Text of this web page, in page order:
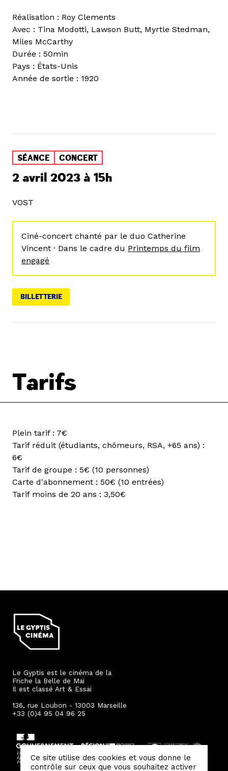
Réalisation : Roy Clements
Avec : Tina Modotti, Lawson Butt, Myrtle Stedman,
Miles McCarthy
Durée : 50min
Pays : États-Unis
Année de sortie : 1920
SÉANCE CONCERT
2 avril 2023 à 15h
VOST
Ciné-concert chanté par le duo Catherine
Vincent · Dans le cadre du Printemps du film
engagé
BILLETTERIE
Tarifs
Plein tarif : 7€
Tarif réduit (étudiants, chômeurs, RSA, +65 ans) :
6€
Tarif de groupe : 5€ (10 personnes)
Carte d'abonnement : 50€ (10 entrées)
Tarif moins de 20 ans : 3,50€
Le Gyptis est le cinéma de la
Friche la Belle de Mai
Il est classé Art & Essai
136, rue Loubon - 13003 Marseille
+33 (0)4 95 04 96 25
Ce site utilise des cookies et vous donne le
contrôle sur ceux que vous souhaitez activer